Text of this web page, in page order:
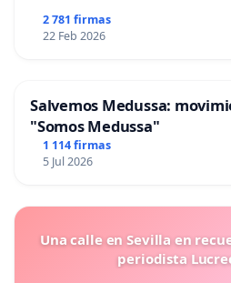
2 781 firmas
22 Feb 2026
Salvemos Medussa:
"Somos Medussa"
1 114 firmas
5 Jul 2026
Una calle en Sevilla en
periodista